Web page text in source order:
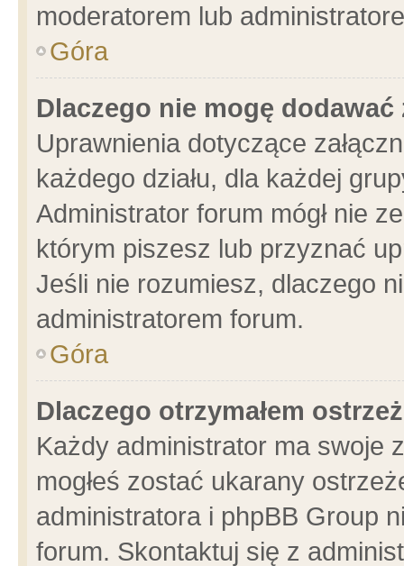
moderatorem lub
Góra
Dlaczego nie mogę dodawać
Uprawnienia dotyczące
każdego działu, dla każdej
Administrator forum mógł nie
którym piszesz lub przyznać
Jeśli nie rozumiesz, dlaczego
administratorem forum.
Góra
Dlaczego otrzymałem
Każdy administrator ma swoje
mogłeś zostać ukarany
administratora i phpBB Group
forum. Skontaktuj się z